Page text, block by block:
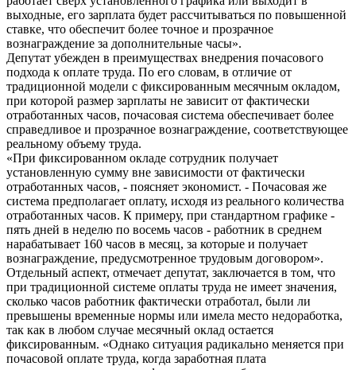
выходные, его зарплата будет рассчитываться по повышенной
ставке, что обеспечит более точное и прозрачное
вознаграждение за дополнительные часы».
Депутат убежден в преимуществах внедрения почасового
подхода к оплате труда. По его словам, в отличие от
традиционной модели с фиксированным месячным окладом,
при которой размер зарплаты не зависит от фактически
отработанных часов, почасовая система обеспечивает более
справедливое и прозрачное вознаграждение, соответствующее
реальному объему труда.
«При фиксированном окладе сотрудник получает
установленную сумму вне зависимости от фактически
отработанных часов, - поясняет экономист. - Почасовая же
система предполагает оплату, исходя из реального количества
отработанных часов. К примеру, при стандартном графике -
пять дней в неделю по восемь часов - работник в среднем
нарабатывает 160 часов в месяц, за которые и получает
вознаграждение, предусмотренное трудовым договором».
Отдельный аспект, отмечает депутат, заключается в том, что
при традиционной системе оплаты труда не имеет значения,
сколько часов работник фактически отработал, были ли
превышены временные нормы или имела место недоработка,
так как в любом случае месячный оклад остается
фиксированным. «Однако ситуация радикально меняется при
почасовой оплате труда, когда заработная плата